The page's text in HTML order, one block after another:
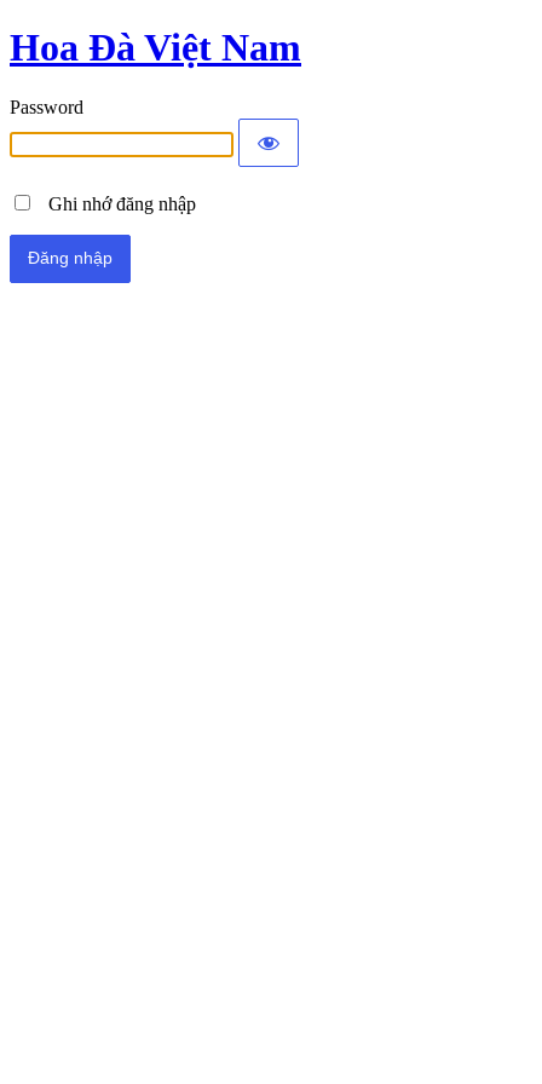
Hoa Đà Việt Nam
Password
Ghi nhớ đăng nhập